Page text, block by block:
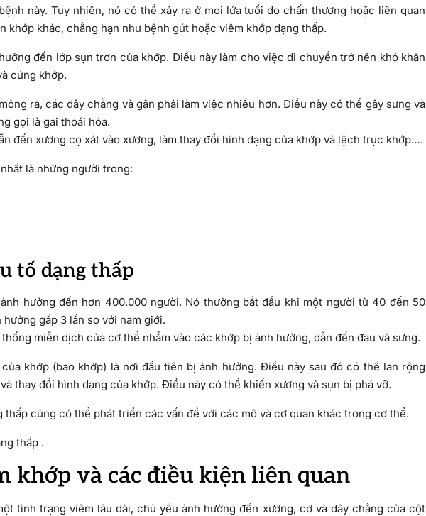
này. Tuy nhiên, nó có thể xảy ra ở mọi lứa tuổi do chấn thương hoặc liên quan
khớp khác, chẳng hạn như bệnh gút hoặc viêm khớp dạng thấp.
đến lớp sụn trơn của khớp. Điều này làm cho việc di chuyển trở nên khó khăn
cứng khớp.
ra, các dây chằng và gân phải làm việc nhiều hơn. Điều này có thể gây sưng và
gọi là gai thoái hóa.
đến xương cọ xát vào xương, làm thay đổi hình dạng của khớp và lệch trục khớp….
là những người trong:
tố dạng thấp
hưởng đến hơn 400.000 người. Nó thường bắt đầu khi một người từ 40 đến 50
gấp 3 lần so với nam giới.
miễn dịch của cơ thể nhắm vào các khớp bị ảnh hưởng, dẫn đến đau và sưng.
khớp (bao khớp) là nơi đầu tiên bị ảnh hưởng. Điều này sau đó có thể lan rộng
thay đổi hình dạng của khớp. Điều này có thể khiến xương và sụn bị phá vỡ.
thấp cũng có thể phát triển các vấn đề với các mô và cơ quan khác trong cơ thể.
thấp .
khớp và các điều kiện liên quan
tình trạng viêm lâu dài, chủ yếu ảnh hưởng đến xương, cơ và dây chằng của cột